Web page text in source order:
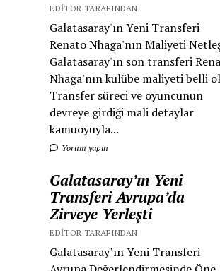
EDITOR TARAFINDAN
Galatasaray'ın Yeni Transferi
Renato Nhaga'nın Maliyeti
Galatasaray'ın son transferi
Nhaga'nın kulübe maliyeti belli
Transfer süreci ve oyuncunun
devreye girdiği mali detaylar
kamuoyuyla...
Yorum yapın
Galatasaray’ın Yeni
Transferi Avrupa’da
Zirveye Yerleşti
EDITOR TARAFINDAN
Galatasaray’ın Yeni Transferi